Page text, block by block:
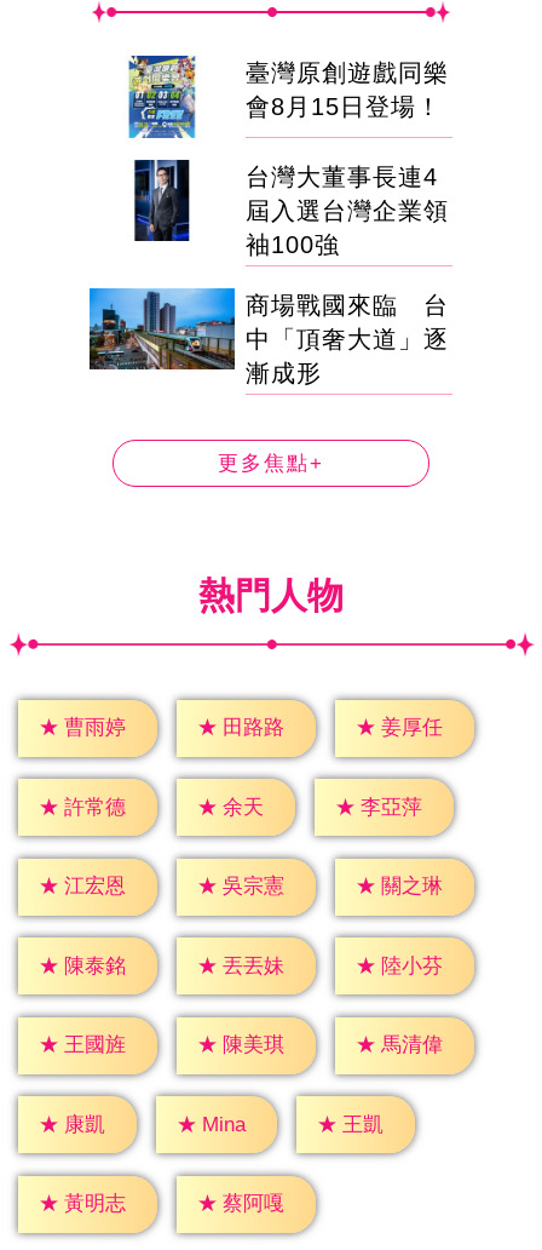
臺灣原創遊戲同樂
會8月15日登場！
台灣大董事長連4
屆入選台灣企業領
袖100強
商場戰國來臨 台
中「頂奢大道」逐
漸成形
更多焦點+
熱門人物
★ 曹雨婷 ★ 田路路 ★ 姜厚任
★ 許常德 ★ 余天 ★ 李亞萍
★ 江宏恩 ★ 吳宗憲 ★ 關之琳
★ 陳泰銘 ★ 丟丟妹 ★ 陸小芬
★ 王國旌 ★ 陳美琪 ★ 馬清偉
★ 康凱 ★ Mina ★ 王凱
★ 黃明志 ★ 蔡阿嘎